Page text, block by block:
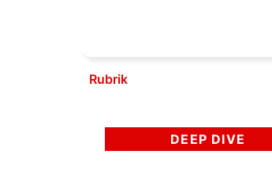
Rubrik
DEEP DIVE